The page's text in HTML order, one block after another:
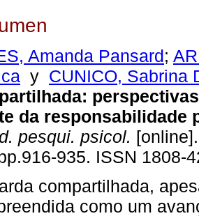
Amanda Pansard;
y CUNICO, Sabrina
da responsabilidade
pesqui. psicol.
935. ISSN 1808-
compartilhada,
como um